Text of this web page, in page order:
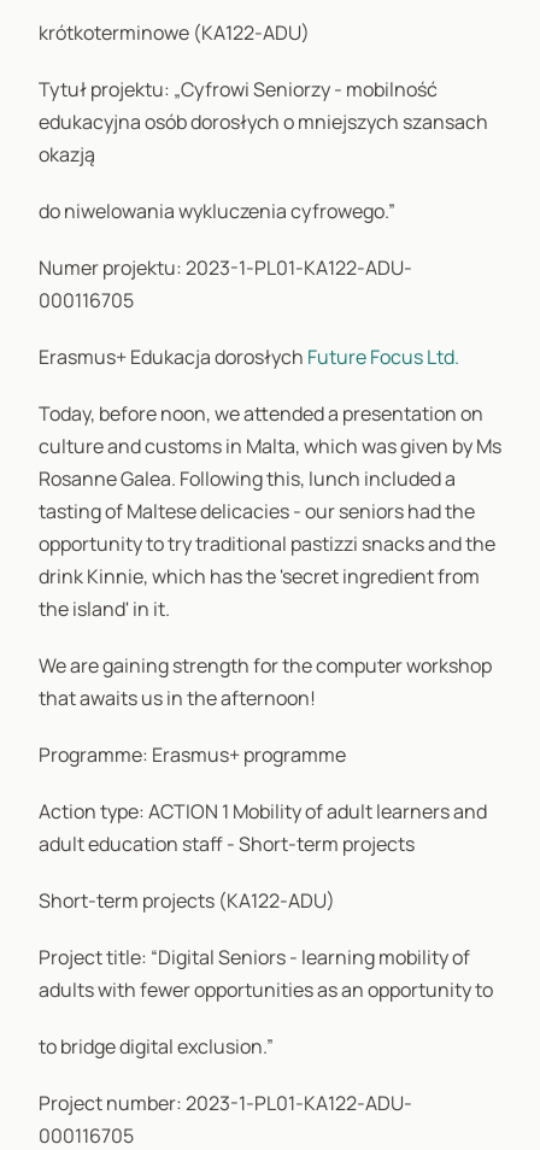
krótkoterminowe (KA122-ADU)
Tytuł projektu: „Cyfrowi Seniorzy - mobilność
edukacyjna osób dorosłych o mniejszych szansach
okazją
do niwelowania wykluczenia cyfrowego.”
Numer projektu: 2023-1-PL01-KA122-ADU-
000116705
Erasmus+ Edukacja dorosłych Future Focus Ltd.
Today, before noon, we attended a presentation on
culture and customs in Malta, which was given by Ms
Rosanne Galea. Following this, lunch included a
tasting of Maltese delicacies - our seniors had the
opportunity to try traditional pastizzi snacks and the
drink Kinnie, which has the 'secret ingredient from
the island' in it.
We are gaining strength for the computer workshop
that awaits us in the afternoon!
Programme: Erasmus+ programme
Action type: ACTION 1 Mobility of adult learners and
adult education staff - Short-term projects
Short-term projects (KA122-ADU)
Project title: “Digital Seniors - learning mobility of
adults with fewer opportunities as an opportunity to
to bridge digital exclusion.”
Project number: 2023-1-PL01-KA122-ADU-
000116705